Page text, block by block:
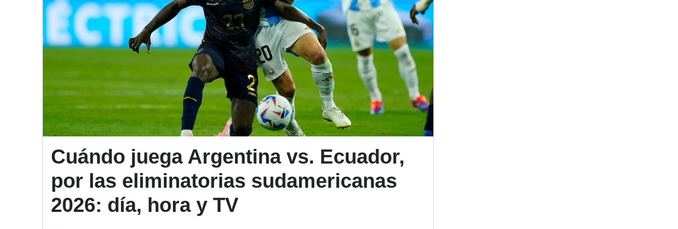
Cuándo juega Argentina vs. Ecuador,
por las eliminatorias sudamericanas
2026: día, hora y TV